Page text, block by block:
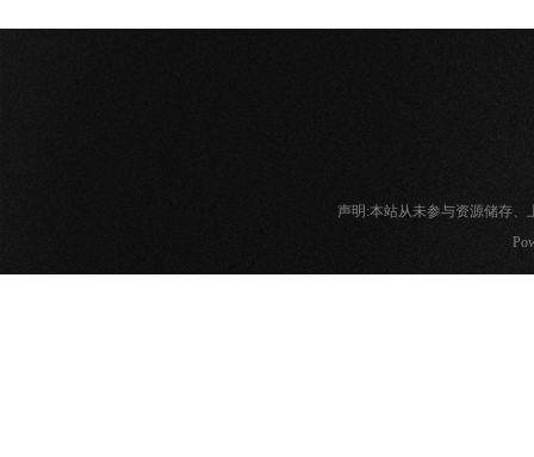
声明:本站从未参与资源储存、